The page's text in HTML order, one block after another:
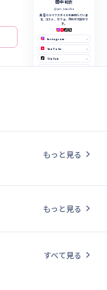
田中 結衣
@yui_tanaka
美容とライフスタイルを発信していま
す。コスメ、カフェ、旅行が大好きで
す。
Instagram ›
YouTube ›
TikTok ›
もっと見る chevron_right
もっと見る chevron_right
すべて見る chevron_right